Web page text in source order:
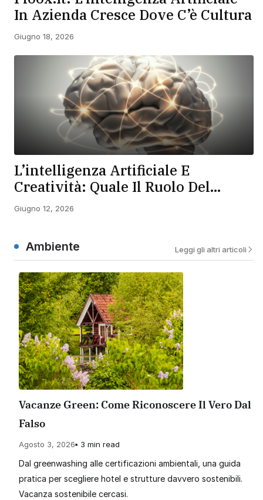
In Azienda Cresce Dove C’è Cultura
Giugno 18, 2026
L’intelligenza Artificiale E
Creatività: Quale Il Ruolo Del
Cervello Umano?
Giugno 12, 2026
Ambiente Leggi gli altri articoli
Vacanze Green: Come Riconoscere Il Vero Dal
Falso
Agosto 3, 2026 3 min read
Dal greenwashing alle certificazioni ambientali, una guida
pratica per scegliere hotel e strutture davvero sostenibili.
Vacanza sostenibile cercasi.